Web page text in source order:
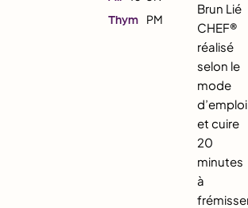
Thym
PM
Brun Lié
CHEF®
réalisé
selon le
mode
d’emploi
et cuire
20
minutes
à